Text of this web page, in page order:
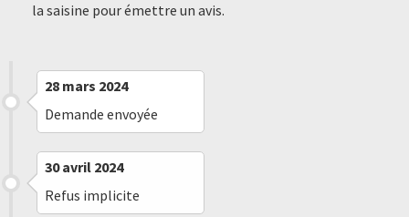
la saisine pour émettre un avis.
28 mars 2024
Demande envoyée
30 avril 2024
Refus implicite